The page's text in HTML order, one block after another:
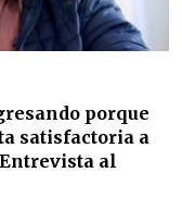
porque
satisfactoria a
al